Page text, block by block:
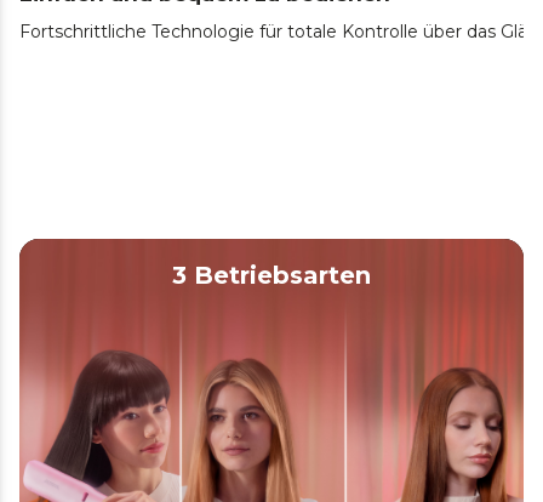
Fortschrittliche Technologie für totale Kontrolle über das
3 Betriebsarten